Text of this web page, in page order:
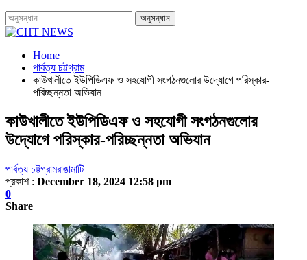
Home
পার্বত্য চট্টগ্রাম
কাউখালীতে ইউপিডিএফ ও সহযোগী সংগঠনগুলোর উদ্যোগে পরিস্কার-
পরিচ্ছন্নতা অভিযান
কাউখালীতে ইউপিডিএফ ও সহযোগী সংগঠনগুলোর
উদ্যোগে পরিস্কার-পরিচ্ছন্নতা অভিযান
পার্বত্য চট্টগ্রামরাঙামাটি
প্রকাশ : December 18, 2024 12:58 pm
0
Share